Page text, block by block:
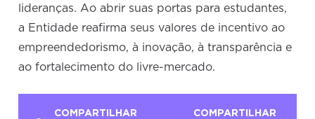
lideranças. Ao abrir suas portas para estudantes,
a Entidade reafirma seus valores de incentivo ao
empreendedorismo, à inovação, à transparência e
ao fortalecimento do livre-mercado.
COMPARTILHAR
COMPARTILHAR